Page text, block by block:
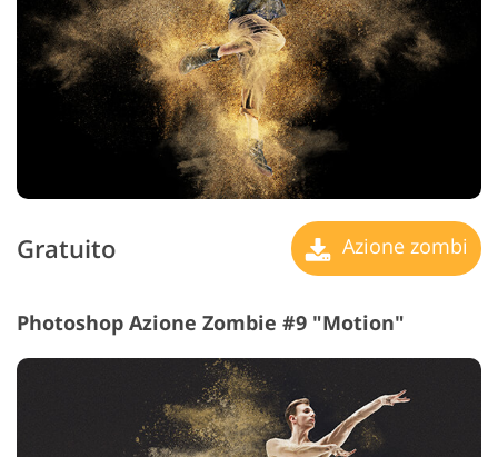
Gratuito Azione zombi
Photoshop Azione Zombie #9 "Motion"